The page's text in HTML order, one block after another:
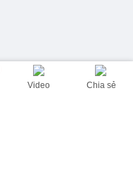
Video Chia sẻ